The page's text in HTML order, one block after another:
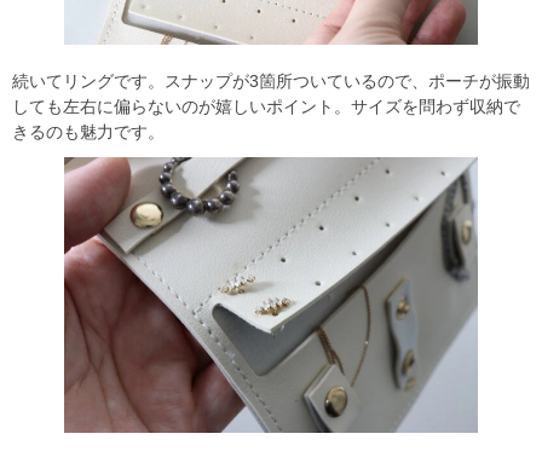
続いてリングです。スナップが3箇所ついているので、ポーチが振動
しても左右に偏らないのが嬉しいポイント。サイズを問わず収納で
きるのも魅力です。